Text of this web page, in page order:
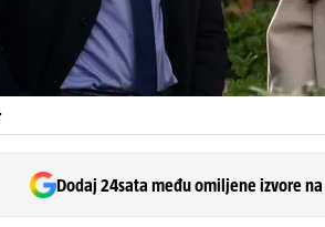
Dodaj 24sata među omiljene izvore